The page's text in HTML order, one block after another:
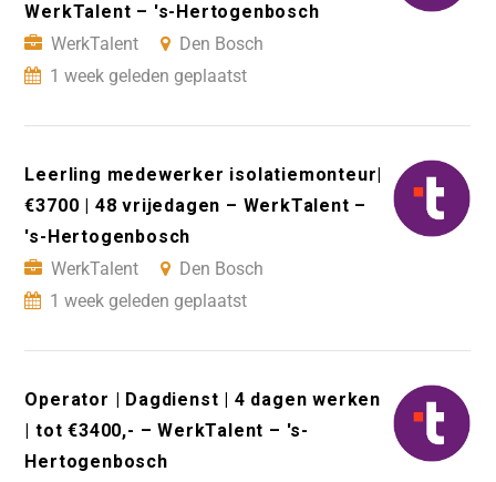
WerkTalent – 's-Hertogenbosch
WerkTalent
Den Bosch
1 week geleden geplaatst
Leerling medewerker isolatiemonteur|
€3700 | 48 vrijedagen – WerkTalent –
's-Hertogenbosch
WerkTalent
Den Bosch
1 week geleden geplaatst
Operator | Dagdienst | 4 dagen werken
| tot €3400,- – WerkTalent – 's-
Hertogenbosch